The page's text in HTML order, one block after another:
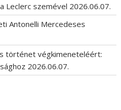
Leclerc szemével 2026.06.07.
Antonelli Mercedeses
történet végkimeneteléért:
2026.06.07.